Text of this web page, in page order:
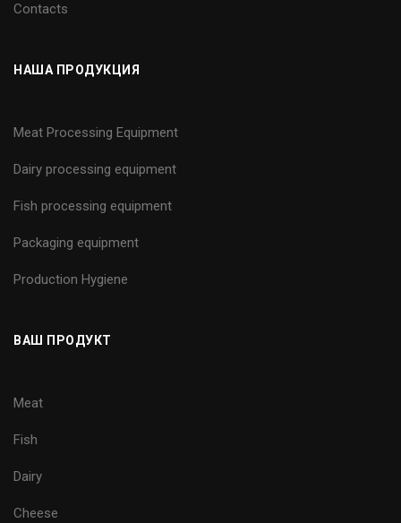
Contacts
НАША ПРОДУКЦИЯ
Meat Processing Equipment
Dairy processing equipment
Fish processing equipment
Packaging equipment
Production Hygiene
ВАШ ПРОДУКТ
Meat
Fish
Dairy
Cheese